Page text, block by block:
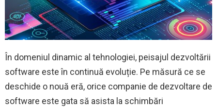
În domeniul dinamic al tehnologiei, peisajul dezvoltării
software este în continuă evoluție. Pe măsură ce se
deschide o nouă eră, orice companie de dezvoltare de
software este gata să asista la schimbări